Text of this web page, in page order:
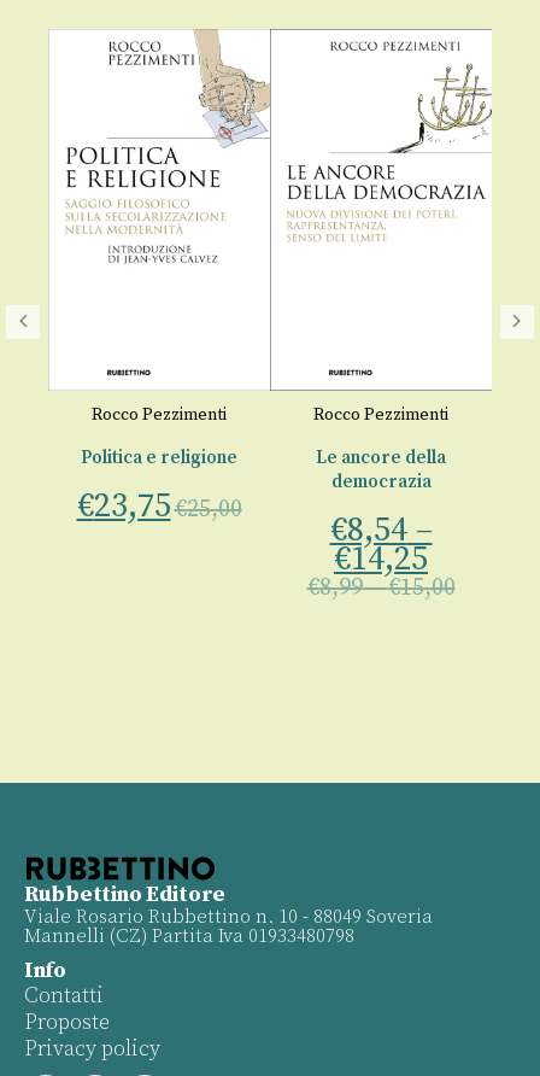
Rocco Pezzimenti
Politica e religione
€23,75€25,00
Rocco Pezzimenti
Le ancore della
democrazia
€8,54–
€14,25
€8,99–€15,00
Rubbettino Editore
Viale Rosario Rubbettino n. 10 - 88049 Soveria
Mannelli (CZ) Partita Iva 01933480798
Info
Contatti
Proposte
Privacy policy